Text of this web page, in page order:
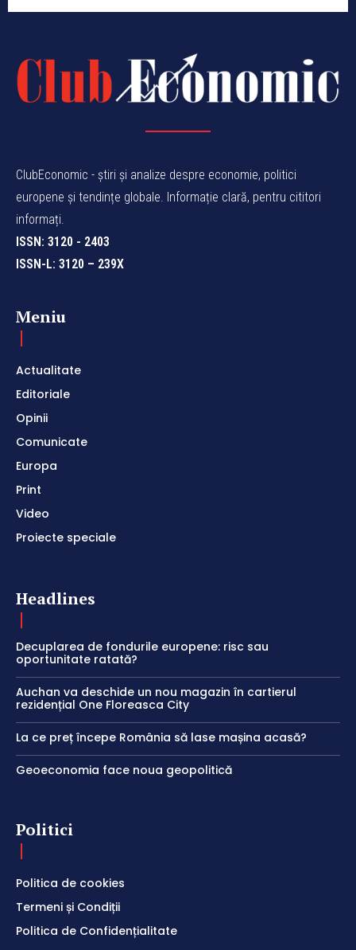
ClubEconomic - știri și analize despre economie, politici
europene și tendințe globale. Informație clară, pentru cititori
informați.
ISSN: 3120 - 2403
ISSN-L: 3120 – 239X
Meniu
Actualitate
Editoriale
Opinii
Comunicate
Europa
Print
Video
Proiecte speciale
Headlines
Decuplarea de fondurile europene: risc sau
oportunitate ratată?
Auchan va deschide un nou magazin în cartierul
rezidențial One Floreasca City
La ce preț începe România să lase mașina acasă?
Geoeconomia face noua geopolitică
Politici
Politica de cookies
Termeni și Condiții
Politica de Confidențialitate